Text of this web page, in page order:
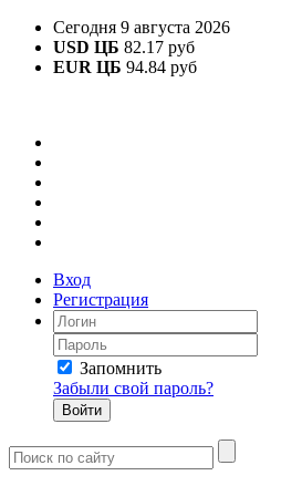
Сегодня 9 августа 2026
USD ЦБ 82.17 руб
EUR ЦБ 94.84 руб
Вход
Регистрация
Запомнить
Забыли свой пароль?